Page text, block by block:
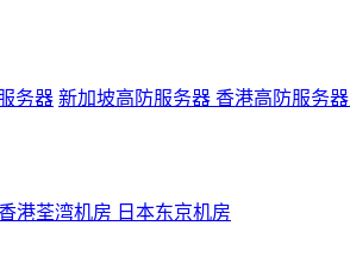
务器 新加坡高防服务器 香港高防服务器
香港荃湾机房 日本东京机房